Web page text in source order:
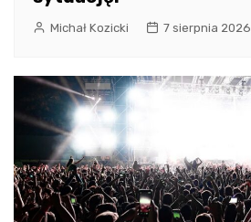
Michał Kozicki 7 sierpnia 2026